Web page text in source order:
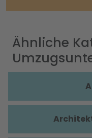
Ähnliche